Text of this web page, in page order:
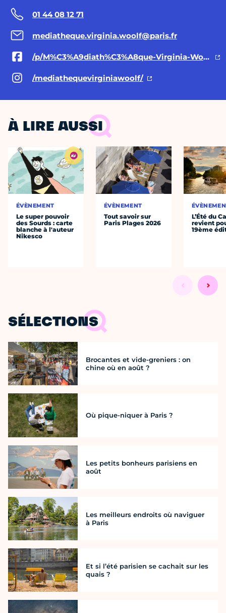
01 44 08 12 71
mediatheque.virginia.woolf@paris.fr
/p/M%C3%A9diath%C3%A8que-Virginia-Woolf-100095232668975/
/mediathequevirginiawoolf/
À LIRE AUSSI
ÉVÈNEMENT
Le super pouvoir
des Sourds : carte
blanche à l'auteur
Nikesco
ÉVÈNEMENT
Tout savoir sur
Paris Plages 2026
L’Été du
revient
19ème
SÉLECTIONS
Brocantes et vide-greniers : on
chine où en août ?
Où pique-niquer à Paris ?
Les petits bonheurs parisiens en
août
Les meilleurs endroits où naviguer
à Paris
Et si l’été parisien se cachait sur les
quais ?